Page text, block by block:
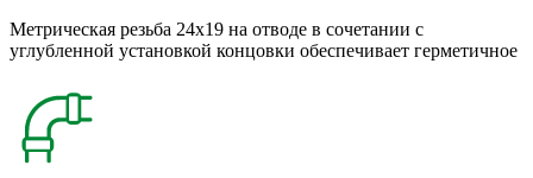
Метрическая резьба 24x19 на отводе в сочетании с
углубленной установкой концовки обеспечивает герметичное